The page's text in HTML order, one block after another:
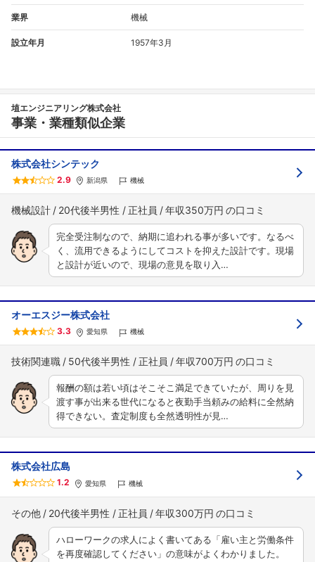
業界 機械
設立年月 1957年3月
埴エンジニアリング株式会社
事業・業種類似企業
株式会社シンテック
2.9 新潟県 機械
機械設計 20代後半男性 正社員 年収350万円
完全受注制なので、納期に追われる事が多いです。なるべ
く、流用できるようにしてコストを抑えた設計です。現場
と設計が近いので、現場の意見を取り入…
オーエスジー株式会社
3.3 愛知県 機械
技術関連職 50代後半男性 正社員 年収700万円
報酬の額は若い頃はそこそこ満足できていたが、周りを見
渡す事が出来る世代になると夜勤手当頼みの給料に全然納
得できない。査定制度も全然透明性が見…
株式会社広島
1.2 愛知県 機械
その他 20代後半男性 正社員 年収300万円
ハローワークの求人によく書いてある「雇い主と労働条件
を再度確認してください」の意味がよくわかりました。